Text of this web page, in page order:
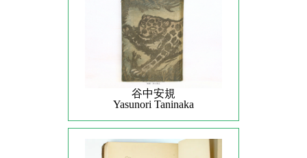
谷中安規
Yasunori Taninaka